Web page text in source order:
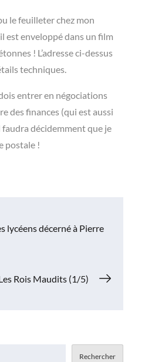
le feuilleter chez mon
est enveloppé dans un film
! L’adresse ci-dessus
techniques.
entrer en négociations
des finances (qui est aussi
décidemment que je
postale !
lycéens décerné à Pierre
Rois Maudits (1/5)
Rechercher